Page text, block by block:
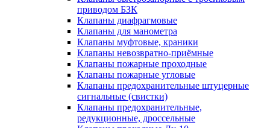
приводом БЗК
Клапаны диафрагмовые
Клапаны для манометра
Клапаны муфтовые, краники
Клапаны невозвратно-приёмные
Клапаны пожарные проходные
Клапаны пожарные угловые
Клапаны предохранительные штуцерные
сигнальные (свистки)
Клапаны предохранительные,
редукционные, дроссельные